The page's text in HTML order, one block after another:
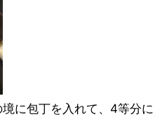
に包丁を入れて、4等分